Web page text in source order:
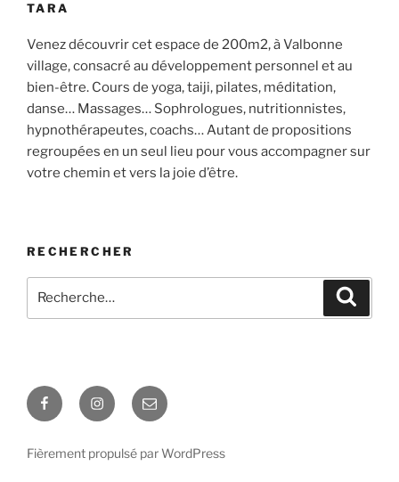
TARA
Venez découvrir cet espace de 200m2, à Valbonne
village, consacré au développement personnel et au
bien-être. Cours de yoga, taiji, pilates, méditation,
danse… Massages… Sophrologues, nutritionnistes,
hypnothérapeutes, coachs… Autant de propositions
regroupées en un seul lieu pour vous accompagner sur
votre chemin et vers la joie d’être.
RECHERCHER
pour
FacebookInstagram
E-
mail
Fièrement propulsé par WordPress